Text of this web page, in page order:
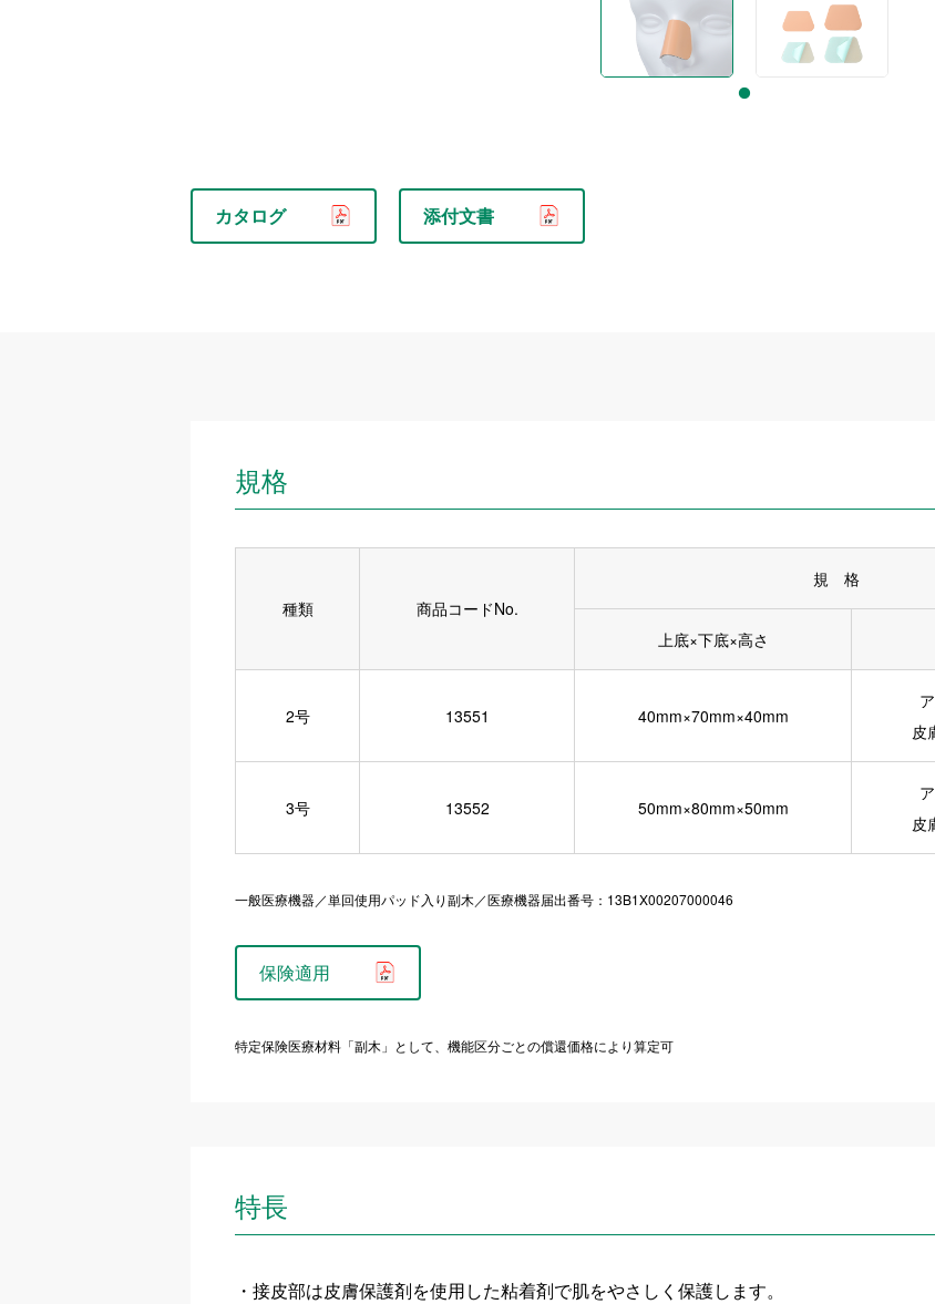
カタログ 添付文書
規格
種類 商品コードNo.
規 格
上底×下底×高さ
2号 13551 40mm×70mm×40mm
皮
3号 13552 50mm×80mm×50mm
皮
一般医療機器／単回使用パッド入り副木／医療機器届出番号：13B1X00207000046
保険適用
特定保険医療材料「副木」として、機能区分ごとの償還価格により算定可
特長
接皮部は皮膚保護剤を使用した粘着剤で肌をやさしく保護します。